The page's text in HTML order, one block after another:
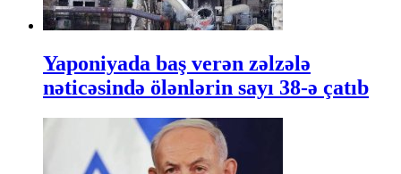
Yaponiyada baş verən zəlzələ
nəticəsində ölənlərin sayı 38-ə çatıb